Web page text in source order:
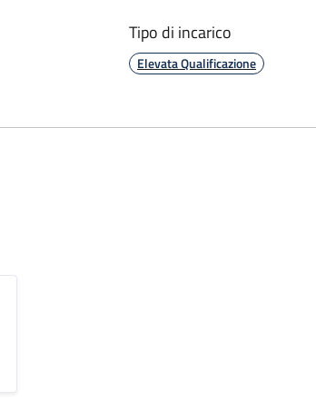
Tipo di incarico
Elevata Qualificazione